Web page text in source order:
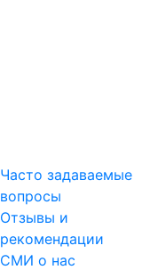
Часто задаваемые
вопросы
Отзывы и
рекомендации
СМИ о нас